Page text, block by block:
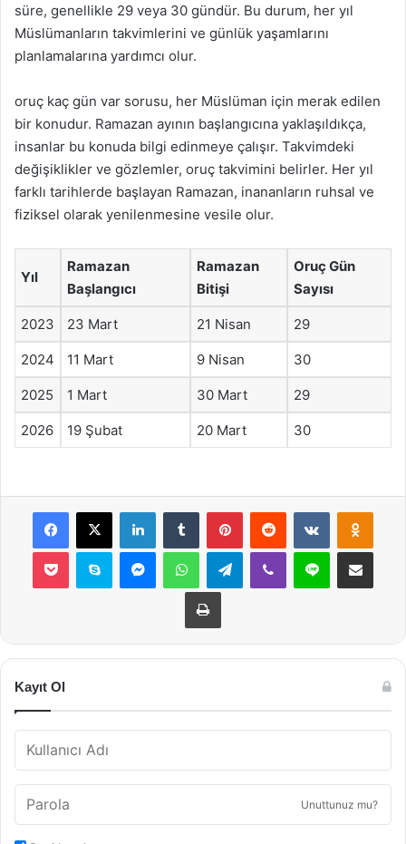
süre, genellikle 29 veya 30 gündür. Bu durum, her yıl
Müslümanların takvimlerini ve günlük yaşamlarını
planlamalarına yardımcı olur.
oruç kaç gün var sorusu, her Müslüman için merak edilen
bir konudur. Ramazan ayının başlangıcına yaklaşıldıkça,
insanlar bu konuda bilgi edinmeye çalışır. Takvimdeki
değişiklikler ve gözlemler, oruç takvimini belirler. Her yıl
farklı tarihlerde başlayan Ramazan, inananların ruhsal ve
fiziksel olarak yenilenmesine vesile olur.
Yıl
Ramazan
Başlangıcı
Ramazan
Bitişi
Oruç Gün
Sayısı
2023 23 Mart 21 Nisan 29
2024 11 Mart 9 Nisan 30
2025 1 Mart 30 Mart 29
2026 19 Şubat 20 Mart 30
Facebook
X LinkedInTumblr PinterestReddit VKontakte
Pocket Skype MessengerWhatsAppTelegramViber Line E-Posta ile
Yazdır
Kayıt Ol
Unuttunuz mu?